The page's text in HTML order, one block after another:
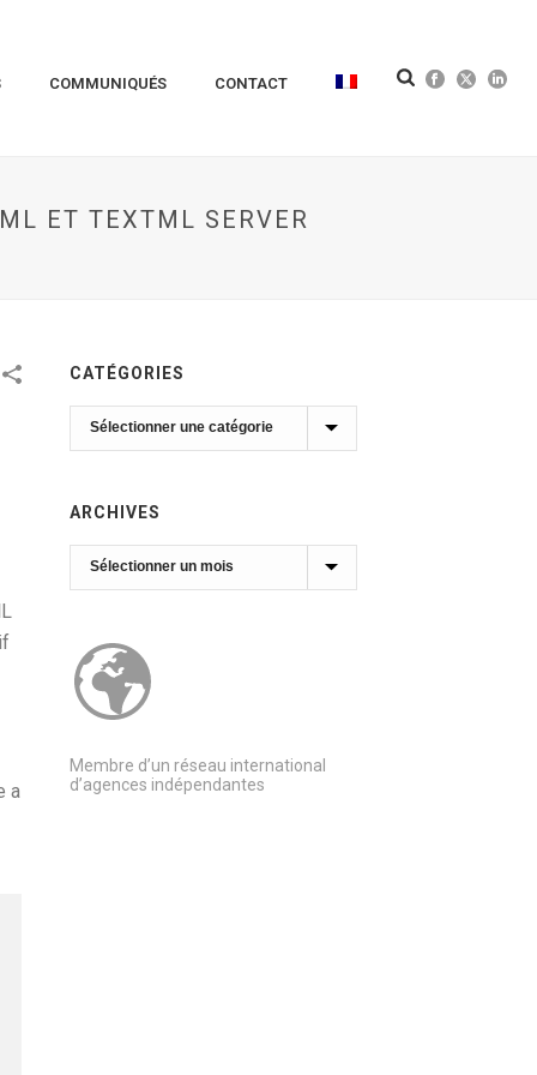
COMMUNIQUÉS CONTACT
ET TEXTML SERVER
a
CATÉGORIES
Catégories
ARCHIVES
Archives
Membre d’un réseau international
d’agences indépendantes